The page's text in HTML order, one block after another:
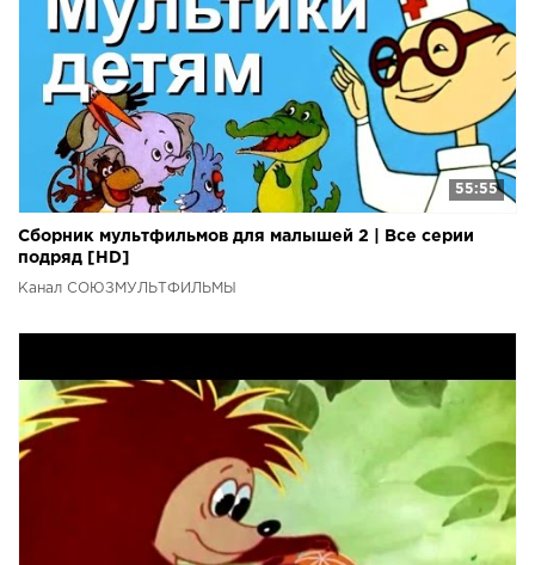
55:55
Сборник мультфильмов для малышей 2 | Все серии
подряд [HD]
Канал СОЮЗМУЛЬТФИЛЬМЫ